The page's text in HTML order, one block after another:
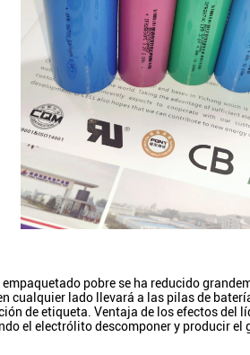
pobre se ha reducido
cualquier lado llevará a las pilas de
de etiqueta. Ventaja de los efectos del
el electrólito descomponer y producir el